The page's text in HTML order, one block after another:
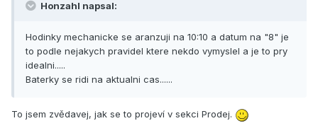
Honzahl napsal:
Hodinky mechanicke se aranzuji na 10:10 a datum na "8" je
to podle nejakych pravidel ktere nekdo vymyslel a je to pry
idealni.....
Baterky se ridi na aktualni cas......
To jsem zvědavej, jak se to projeví v sekci Prodej.